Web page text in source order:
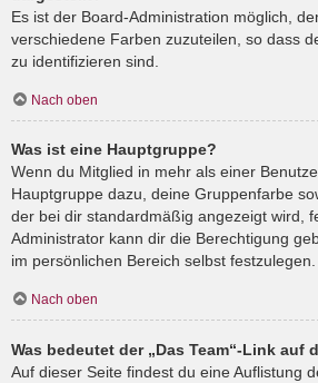
Es ist der Board-Administration möglich,
verschiedene Farben zuzuteilen, so dass
zu identifizieren sind.
Nach oben
Was ist eine Hauptgruppe?
Wenn du Mitglied in mehr als einer
Hauptgruppe dazu, deine Gruppenfarbe
der bei dir standardmäßig angezeigt wird,
Administrator kann dir die Berechtigung
im persönlichen Bereich selbst festzulegen.
Nach oben
Was bedeutet der „Das Team“-Link auf
Auf dieser Seite findest du eine Auflistung